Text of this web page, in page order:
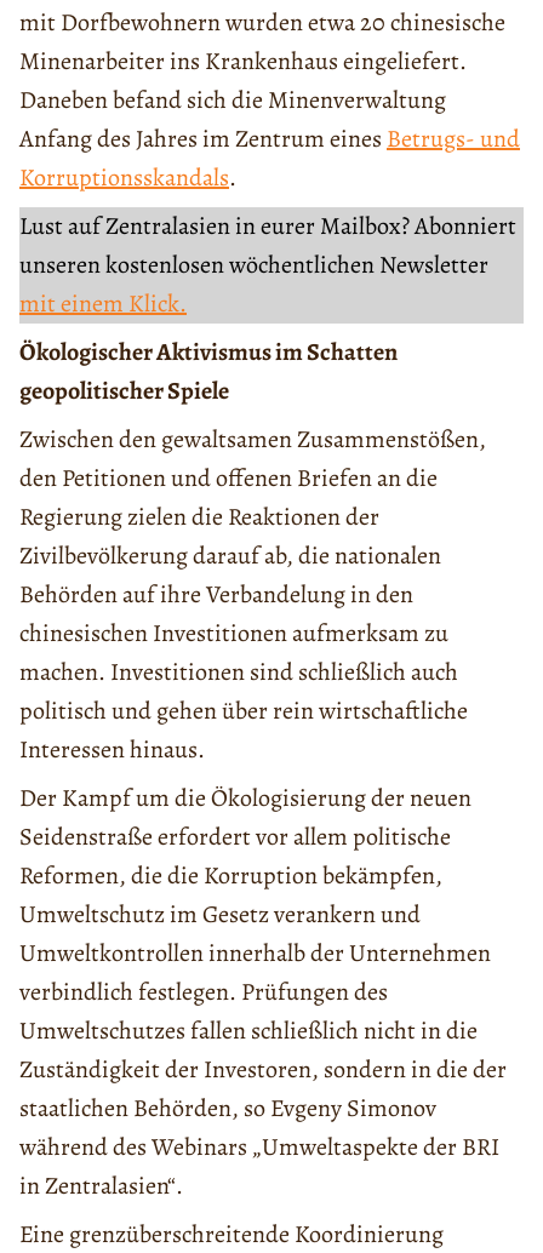
mit Dorfbewohnern wurden etwa 20 chinesische
Minenarbeiter ins Krankenhaus eingeliefert.
Daneben befand sich die Minenverwaltung
Anfang des Jahres im Zentrum eines Betrugs- und
Korruptionsskandals.
Lust auf Zentralasien in eurer Mailbox? Abonniert
unseren kostenlosen wöchentlichen Newsletter
mit einem Klick.
Ökologischer Aktivismus im Schatten
geopolitischer Spiele
Zwischen den gewaltsamen Zusammenstößen,
den Petitionen und offenen Briefen an die
Regierung zielen die Reaktionen der
Zivilbevölkerung darauf ab, die nationalen
Behörden auf ihre Verbandelung in den
chinesischen Investitionen aufmerksam zu
machen. Investitionen sind schließlich auch
politisch und gehen über rein wirtschaftliche
Interessen hinaus.
Der Kampf um die Ökologisierung der neuen
Seidenstraße erfordert vor allem politische
Reformen, die die Korruption bekämpfen,
Umweltschutz im Gesetz verankern und
Umweltkontrollen innerhalb der Unternehmen
verbindlich festlegen. Prüfungen des
Umweltschutzes fallen schließlich nicht in die
Zuständigkeit der Investoren, sondern in die der
staatlichen Behörden, so Evgeny Simonov
während des Webinars „Umweltaspekte der BRI
in Zentralasien“.
Eine grenzüberschreitende Koordinierung